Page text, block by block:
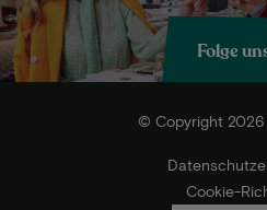
Folge
© Copyright
Cookie-